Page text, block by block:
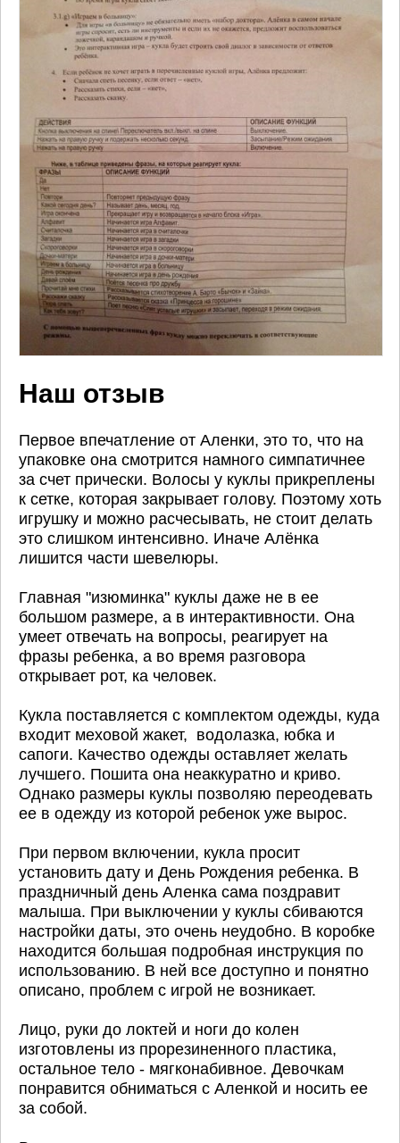
Наш отзыв
Первое впечатление от Аленки, это то, что на
упаковке она смотрится намного симпатичнее
за счет прически. Волосы у куклы прикреплены
к сетке, которая закрывает голову. Поэтому хоть
игрушку и можно расчесывать, не стоит делать
это слишком интенсивно. Иначе Алёнка
лишится части шевелюры.
Главная "изюминка" куклы даже не в ее
большом размере, а в интерактивности. Она
умеет отвечать на вопросы, реагирует на
фразы ребенка, а во время разговора
открывает рот, ка человек.
Кукла поставляется с комплектом одежды, куда
входит меховой жакет, водолазка, юбка и
сапоги. Качество одежды оставляет желать
лучшего. Пошита она неаккуратно и криво.
Однако размеры куклы позволяю переодевать
ее в одежду из которой ребенок уже вырос.
При первом включении, кукла просит
установить дату и День Рождения ребенка. В
праздничный день Аленка сама поздравит
малыша. При выключении у куклы сбиваются
настройки даты, это очень неудобно. В коробке
находится большая подробная инструкция по
использованию. В ней все доступно и понятно
описано, проблем с игрой не возникает.
Лицо, руки до локтей и ноги до колен
изготовлены из прорезиненного пластика,
остальное тело - мягконабивное. Девочкам
понравится обниматься с Аленкой и носить ее
за собой.